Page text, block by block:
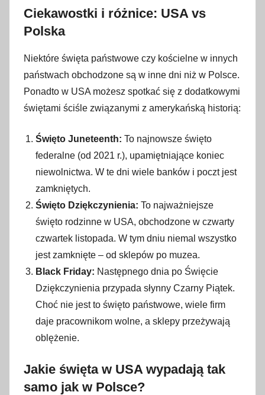
Ciekawostki i różnice: USA vs
Polska
Niektóre święta państwowe czy kościelne w innych
państwach obchodzone są w inne dni niż w Polsce.
Ponadto w USA możesz spotkać się z dodatkowymi
świętami ściśle związanymi z amerykańską historią:
Święto Juneteenth: To najnowsze święto
federalne (od 2021 r.), upamiętniające koniec
niewolnictwa. W te dni wiele banków i poczt jest
zamkniętych.
Święto Dziękczynienia: To najważniejsze
święto rodzinne w USA, obchodzone w czwarty
czwartek listopada. W tym dniu niemal wszystko
jest zamknięte – od sklepów po muzea.
Black Friday: Następnego dnia po Święcie
Dziękczynienia przypada słynny Czarny Piątek.
Choć nie jest to święto państwowe, wiele firm
daje pracownikom wolne, a sklepy przeżywają
oblężenie.
Jakie święta w USA wypadają tak
samo jak w Polsce?